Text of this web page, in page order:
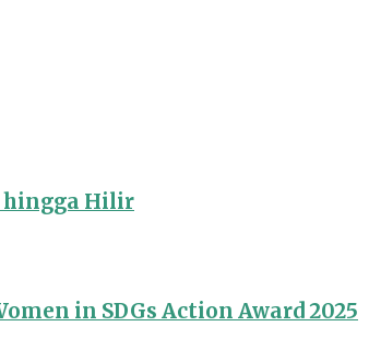
hingga Hilir
in SDGs Action Award 2025